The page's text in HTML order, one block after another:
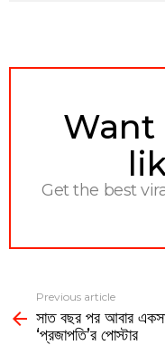
NEWSLETTER
Get the best
more
Previous article
সাত বছর পর আবার
‘প্রজাপতি’র পোস্টার